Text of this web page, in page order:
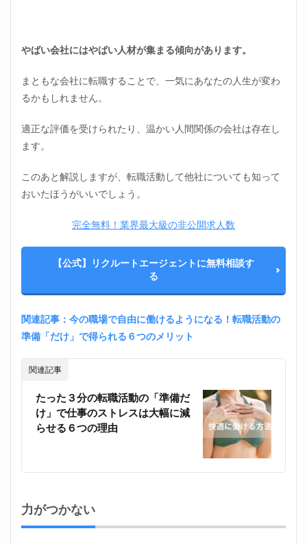
やばい会社にはやばい人材が集まる傾向があります。
まともな会社に転職することで、一気にあなたの人生が変わ
るかもしれません。
適正な評価を受けられたり、温かい人間関係の会社は存在し
ます。
このあと解説しますが、転職活動して他社についても知って
おいたほうがいいでしょう。
完全無料！業界最大級の非公開求人数
【公式】リクルートエージェントに無料相談す
る
関連記事：今の職場で自由に働けるようになる！転職活動の
準備「だけ」で得られる６つのメリット
関連記事
たった３分の転職活動の「準備だ
け」で仕事のストレスは大幅に減
らせる６つの理由
力がつかない